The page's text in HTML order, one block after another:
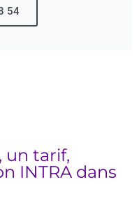
54
un tarif,
INTRA dans